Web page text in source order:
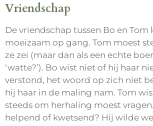
Vriendschap
De vriendschap tussen Bo en Tom
moeizaam op gang. Tom moest
ze zei (maar dan als een echte boer:
‘watte?’). Bo wist niet of hij haar
verstond, het woord op zich niet
hij haar in de maling nam. Tom
steeds om herhaling moest
helpend of kwetsend? Hij wilde